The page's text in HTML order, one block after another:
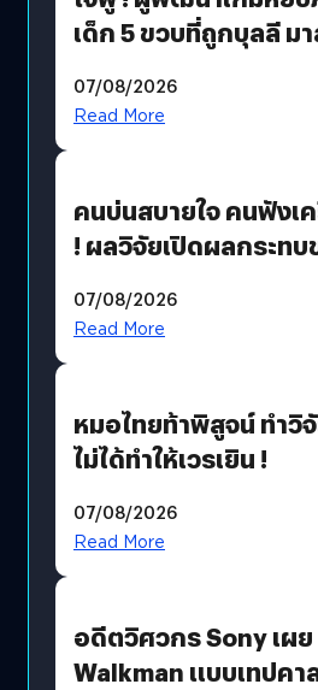
เด็ก 5 ขวบที่ถูกบุลลี มา
07/08/2026
Read More
คนบ่นสบายใจ คนฟังเ
! ผลวิจัยเปิดผลกระท
07/08/2026
Read More
หมอไทยท้าพิสูจน์ ทำวิ
ไม่ได้ทำให้เวรเยิน !
07/08/2026
Read More
อดีตวิศวกร Sony เผย
Walkman แบบเทปคา